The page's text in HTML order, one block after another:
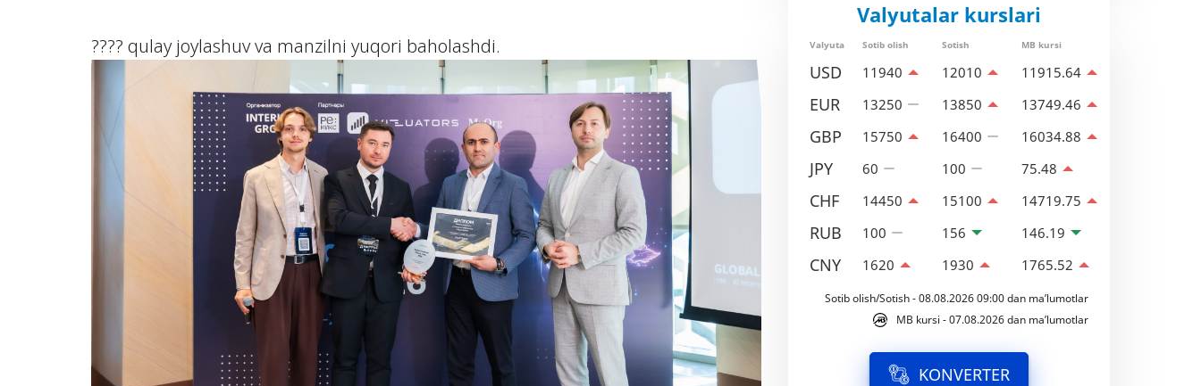
???? qulay joylashuv va manzilni yuqori baholashdi.
Valyutalar kurslari
Valyuta Sotib olish Sotish MB kursi
USD 11940 12010 11915.64
EUR 13250 13850 13749.46
GBP 15750 16400 16034.88
JPY 60 100 75.48
CHF 14450 15100 14719.75
RUB 100 156 146.19
CNY 1620 1930 1765.52
Sotib olish/Sotish - 08.08.2026 09:00 dan ma’lumotlar
MB kursi - 07.08.2026 dan ma’lumotlar
KONVERTER